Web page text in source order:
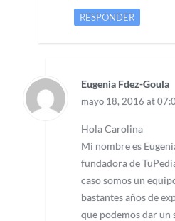
RESPONDER
Eugenia Fdez-Goula
mayo 18, 2016 at
Hola Carolina
Mi nombre es
fundadora de
caso somos un
bastantes años de
que podemos dar un